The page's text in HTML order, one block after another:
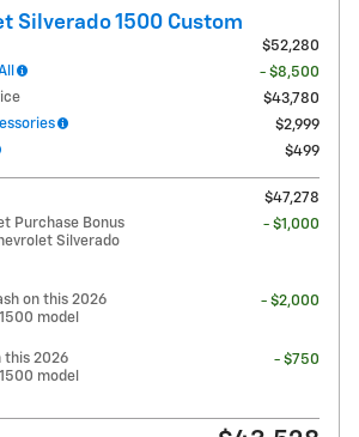
Silverado 1500 Custom
$52,280
- $8,500
$43,780
$2,999
$499
$47,278
Purchase Bonus
Silverado
- $1,000
on this 2026
model
- $2,000
this 2026
model
- $750